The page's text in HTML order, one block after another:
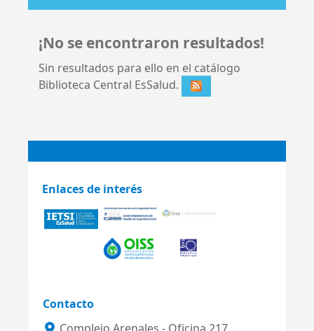
¡No se encontraron resultados!
Sin resultados para ello en el catálogo
Biblioteca Central EsSalud.
Enlaces de interés
Contacto